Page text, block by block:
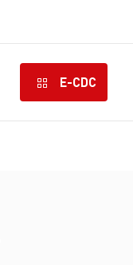
E-CDC